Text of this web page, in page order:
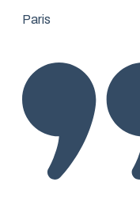
Paris